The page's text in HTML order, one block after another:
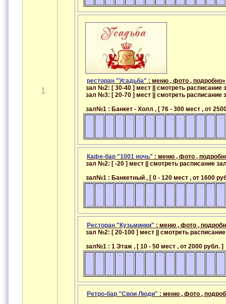
1
ресторан "Усадьба" : меню , фото , подробно»
зал №2: [ 30-40 ] мест || смотреть расписание
зал №3: [ 20-70 ] мест || смотреть расписание
зал№1 : Банкет - Холл , [ 76 - 300 мест , от
- - - - - - - - - - - - - -
Кафе-бар "1001 ночь" : меню , фото ,
зал №2: [ -20 ] мест || смотреть расписание
зал№1 : Банкетный , [ 0 - 120 мест , от 1600
- - - - - - - - - - - - - -
Ресторан "Кузьминки" : меню , фото ,
зал №2: [ 20-100 ] мест || смотреть
зал№1 : 1 Этаж , [ 10 - 50 мест , от 2000
- - - - - - - - - - - - - -
Ретро-бар "Свои Люди" : меню , фото ,